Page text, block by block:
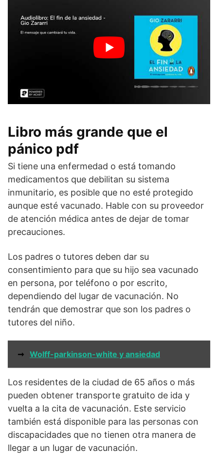
Libro más grande que el
pánico pdf
Si tiene una enfermedad o está tomando
medicamentos que debilitan su sistema
inmunitario, es posible que no esté protegido
aunque esté vacunado. Hable con su proveedor
de atención médica antes de dejar de tomar
precauciones.
Los padres o tutores deben dar su
consentimiento para que su hijo sea vacunado
en persona, por teléfono o por escrito,
dependiendo del lugar de vacunación. No
tendrán que demostrar que son los padres o
tutores del niño.
➞ Wolff-parkinson-white y ansiedad
Los residentes de la ciudad de 65 años o más
pueden obtener transporte gratuito de ida y
vuelta a la cita de vacunación. Este servicio
también está disponible para las personas con
discapacidades que no tienen otra manera de
llegar a un lugar de vacunación.